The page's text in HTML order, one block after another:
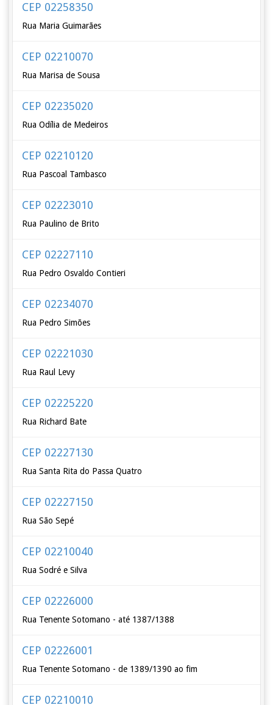
CEP 02258350
Rua Maria Guimarães
CEP 02210070
Rua Marisa de Sousa
CEP 02235020
Rua Odília de Medeiros
CEP 02210120
Rua Pascoal Tambasco
CEP 02223010
Rua Paulino de Brito
CEP 02227110
Rua Pedro Osvaldo Contieri
CEP 02234070
Rua Pedro Simões
CEP 02221030
Rua Raul Levy
CEP 02225220
Rua Richard Bate
CEP 02227130
Rua Santa Rita do Passa Quatro
CEP 02227150
Rua São Sepé
CEP 02210040
Rua Sodré e Silva
CEP 02226000
Rua Tenente Sotomano - até 1387/1388
CEP 02226001
Rua Tenente Sotomano - de 1389/1390 ao fim
CEP 02210010